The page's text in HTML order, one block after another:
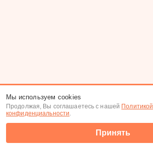
Мы используем cookies
Продолжая, Вы соглашаетесь с нашей Политикой
конфиденциальности.
Принять